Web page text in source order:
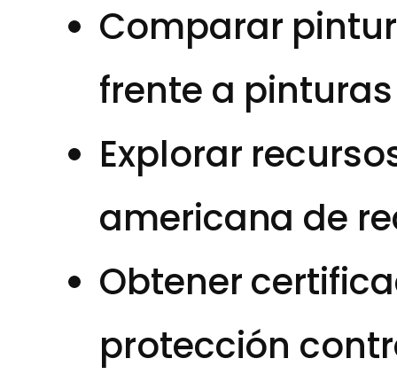
Comparar
frente a
Explorar
americana de
Obtener
protección